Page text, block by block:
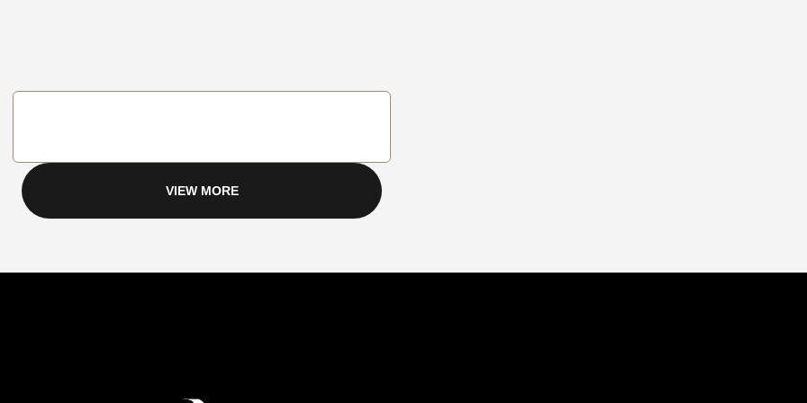
VIEW MORE